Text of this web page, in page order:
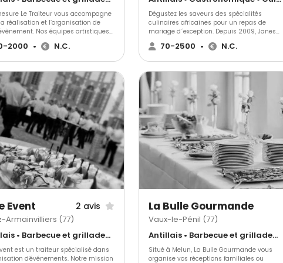
Le Traiteur vous accompagne
réalisation et l’organisation de
Nos équipes artistiques
une création unique
à votre évènement. Gastronomie,
Une formule personnalisée peut
proposée afin de répondre à vos
Spécialisé dans la réalisation
culinaires très tendances en
de votre cocktail. Nous
nos créations culinaires à la
de l’émotion et du raffinement.
ça être un traiteur Sur-mesure.
nous travaillons essentiellement
fournisseurs de prestige, des
d’exception frais et de saisons, qui
nous le gage d’une cuisine
2000 • N.C.
Dégustez les saveurs des spécialités
culinaires africaines pour un repas de
mariage d´exception. Depuis 2009, Janess
Traiteur Africain ravie les papilles des
mariés de la région de l´Ile-de-France en
70-2500 • N.C.
Event 2 avis
Armainvilliers (77)
Antillais • Barbecue et grillades • Gastronomique
est un traiteur spécialisé dans
d'événements. Notre mission
La Bulle Gourmande
Vaux-le-Pénil (77)
Antillais • Barbecue et grillades • Gastronomique
Situé à Melun, La Bulle Gourmande vous
organise vos réceptions familiales ou